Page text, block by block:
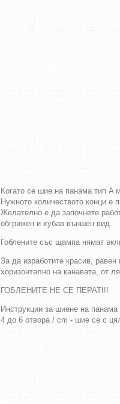
Когато се шие на панама тип A
Нужното количеството конци е
Желателно е да започнете
обгрижен и хубав външен вид.
Гоблените със щампа нямат
За да изработите красив,
хоризонтално на канавата, от
ГОБЛЕНИТЕ НЕ СЕ ПЕРАТ!!!
Инструкции за шиене на
4 до 6 отвора / cm - шие се с